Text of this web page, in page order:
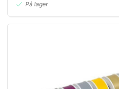
På lager